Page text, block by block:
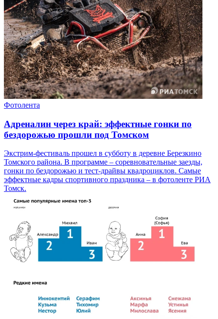
Фотолента
Адреналин через край: эффектные гонки по
бездорожью прошли под Томском
Экстрим-фестиваль прошел в субботу в деревне Березкино
Томского района. В программе – соревновательные заезды,
гонки по бездорожью и тест-драйвы квадроциклов. Самые
эффектные кадры спортивного праздника – в фотоленте РИА
Томск.